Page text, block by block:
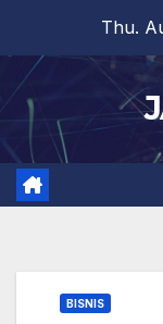
content
Thu.
BISNIS